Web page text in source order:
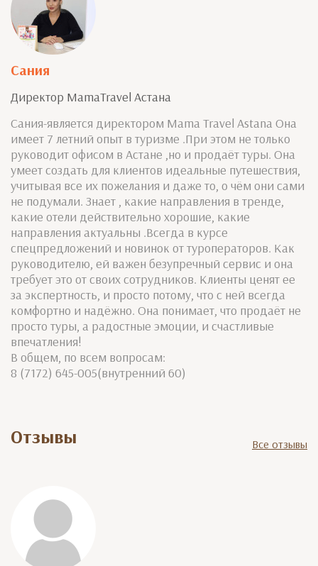
Сания
Директор MamaTravel Астана
Сания-является директором Mama Travel Astana Она
имеет 7 летний опыт в туризме .При этом не только
руководит офисом в Астане ,но и продаёт туры. Она
умеет создать для клиентов идеальные путешествия,
учитывая все их пожелания и даже то, о чём они сами
не подумали. Знает , какие направления в тренде,
какие отели действительно хорошие, какие
направления актуальны .Всегда в курсе
спецпредложений и новинок от туроператоров. Как
руководителю, ей важен безупречный сервис и она
требует это от своих сотрудников. Клиенты ценят ее
за экспертность, и просто потому, что с ней всегда
комфортно и надёжно. Она понимает, что продаёт не
просто туры, а радостные эмоции, и счастливые
впечатления!
В общем, по всем вопросам:
8 (7172) 645-005(внутренний 60)
Отзывы Все отзывы